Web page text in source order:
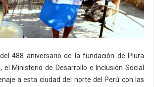
del 488 aniversario de la fundación de Piura
el Ministerio de Desarrollo e Inclusión Social
a esta ciudad del norte del Perú con las